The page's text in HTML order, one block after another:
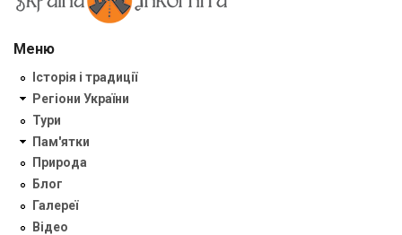
Меню
Історія і традиції
Регіони України
Тури
Пам'ятки
Природа
Блог
Галереї
Відео